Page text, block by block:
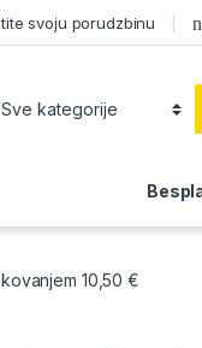
svoju porudzbinu
10,50 €